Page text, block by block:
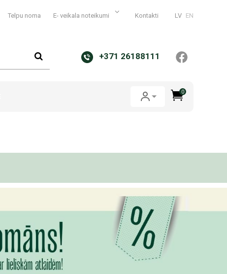
Telpu noma E- veikala noteikumi Kontakti LV EN
+371 26188111
0